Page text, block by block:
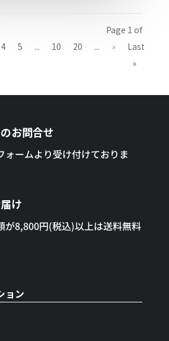
Page 1 of
4 5 ... 10 20 ... »
Last
»
お問合せ
ォームより受け付けておりま
け
が8,800円(税込)以上は送料無料
ョン